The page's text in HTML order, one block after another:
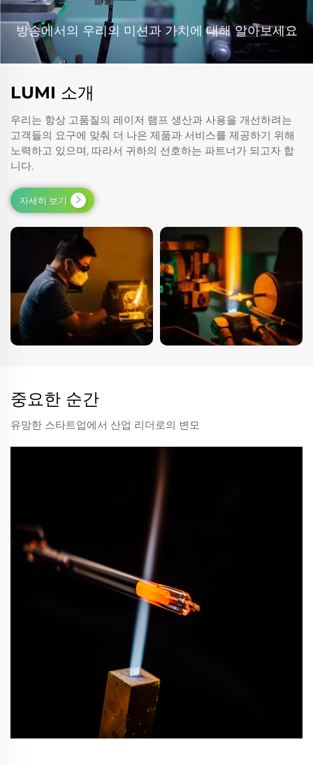
방송에서의 우리의 미션과 가치에 대해 알아보세요
LUMI 소개
우리는 항상 고품질의 레이저 램프 생산과 사용을 개선하려는
고객들의 요구에 맞춰 더 나은 제품과 서비스를 제공하기 위해
노력하고 있으며, 따라서 귀하의 선호하는 파트너가 되고자 합
니다.
자세히 보기
중요한 순간
유망한 스타트업에서 산업 리더로의 변모